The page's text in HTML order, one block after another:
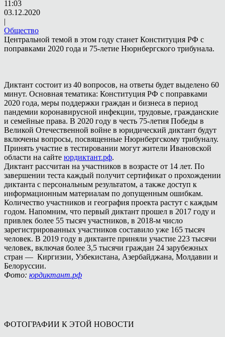
11:03
03.12.2020
|
Общество
Центральной темой в этом году станет Конституция РФ с
поправками 2020 года и 75-летие Нюрнбергского трибунала.
Диктант состоит из 40 вопросов, на ответы будет выделено 60
минут. Основная тематика: Конституция РФ с поправками
2020 года, меры поддержки граждан и бизнеса в период
пандемии коронавирусной инфекции, трудовые, гражданские
и семейные права. В 2020 году в честь 75-летия Победы в
Великой Отечественной войне в юридический диктант будут
включены вопросы, посвященные Нюрнбергскому трибуналу.
Принять участие в тестировании могут жители Ивановской
области на сайте юрдиктант.рф.
Диктант рассчитан на участников в возрасте от 14 лет. По
завершении теста каждый получит сертификат о прохождении
диктанта с персональным результатом, а также доступ к
информационным материалам по допущенным ошибкам.
Количество участников и география проекта растут с каждым
годом. Напомним, что первый диктант прошел в 2017 году и
привлек более 55 тысяч участников, в 2018-м число
зарегистрированных участников составило уже 165 тысяч
человек. В 2019 году в диктанте приняли участие 223 тысячи
человек, включая более 3,5 тысячи граждан 24 зарубежных
стран — Киргизии, Узбекистана, Азербайджана, Молдавии и
Белоруссии.
Фото: юрдиктант.рф
ФОТОГРАФИИ К ЭТОЙ НОВОСТИ